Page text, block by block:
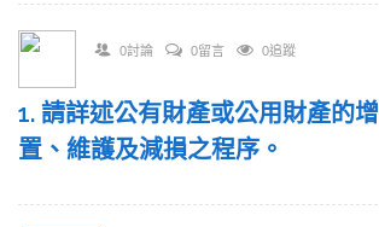
0討論 0留言 0追蹤
1. 請詳述公有財產或公用財產的增
置、維護及減損之程序。